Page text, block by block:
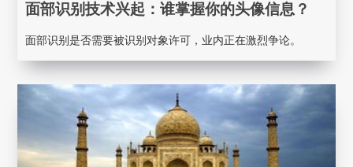
面部识别技术兴起：谁掌握你的头像信息？
面部识别是否需要被识别对象许可，业内正在激烈争论。